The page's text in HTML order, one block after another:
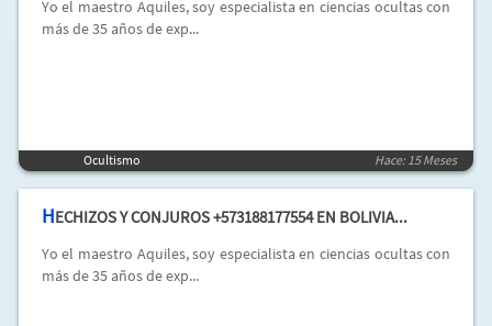
Yo el maestro Aquiles, soy especialista en ciencias ocultas con
más de 35 años de exp...
Ocultismo Hace: 15 Meses
HECHIZOS Y CONJUROS +573188177554 EN BOLIVIA...
Yo el maestro Aquiles, soy especialista en ciencias ocultas con
más de 35 años de exp...